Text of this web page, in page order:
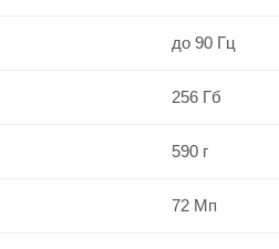
до 90 Гц
256 Гб
590 г
72 Мп